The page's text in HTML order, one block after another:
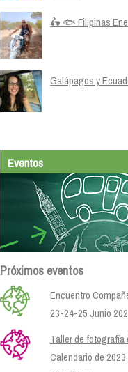
🛵 🐟 Filipinas
Galápagos y
Eventos
Próximos eventos
Encuentro
23-24-25 Junio
Taller de fotografía
Calendario de